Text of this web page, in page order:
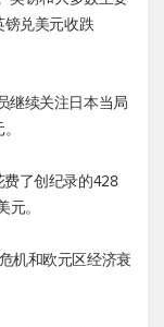
镑兑美元收跌
继续关注日本当局
费了创纪录的428
。
机和欧元区经济衰